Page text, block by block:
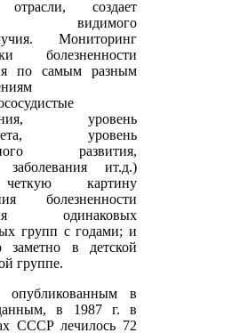
создает
видимого
Мониторинг
болезненности
по самым разным
уровень
уровень
развития,
заболевания ит.д.)
картину
болезненности
одинаковых
групп с годами; и
заметно в детской
группе.
в
в 1987 г. в
СССР лечилось 72